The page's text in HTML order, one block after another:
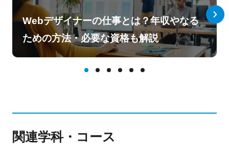
Webデザイナーの仕事とは？年収やなる
ための方法・必要な資格も解説
関連学科・コース